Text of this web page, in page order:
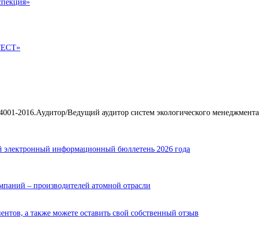
2016.Аудитор/Ведущий аудитор систем экологического менеджмента
электронный информационный бюллетень 2026 года
– производителей атомной отрасли
а также можете оставить свой собственный отзыв